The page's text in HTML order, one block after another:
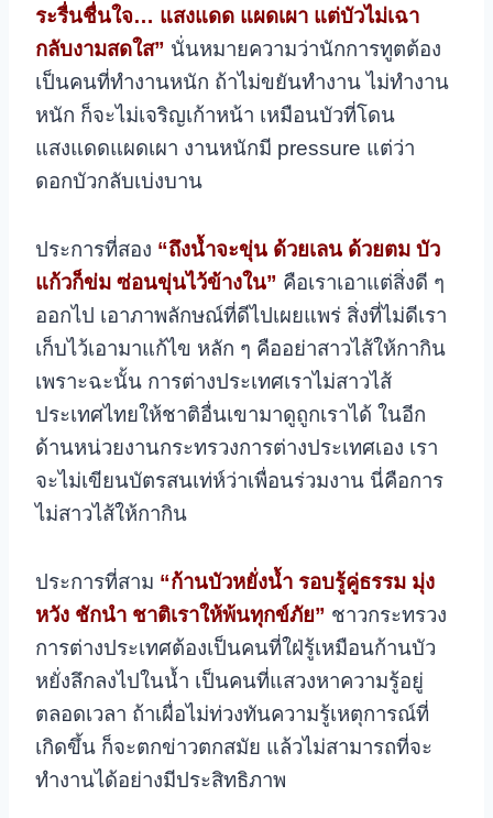
ระรื่นชื่นใจ… แสงแดด แผดเผา แต่บัวไม่เฉา
กลับงามสดใส” นั่นหมายความว่านักการทูตต้อง
เป็นคนที่ทำงานหนัก ถ้าไม่ขยันทำงาน ไม่ทำงาน
หนัก ก็จะไม่เจริญเก้าหน้า เหมือนบัวที่โดน
แสงแดดแผดเผา งานหนักมี pressure แต่ว่า
ดอกบัวกลับเบ่งบาน
ประการที่สอง “ถึงน้ำจะขุ่น ด้วยเลน ด้วยตม บัว
แก้วก็ข่ม ซ่อนขุ่นไว้ข้างใน” คือเราเอาแต่สิ่งดี ๆ
ออกไป เอาภาพลักษณ์ที่ดีไปเผยแพร่ สิ่งที่ไม่ดีเรา
เก็บไว้เอามาแก้ไข หลัก ๆ คืออย่าสาวไส้ให้กากิน
เพราะฉะนั้น การต่างประเทศเราไม่สาวไส้
ประเทศไทยให้ชาติอื่นเขามาดูถูกเราได้ ในอีก
ด้านหน่วยงานกระทรวงการต่างประเทศเอง เรา
จะไม่เขียนบัตรสนเท่ห์ว่าเพื่อนร่วมงาน นี่คือการ
ไม่สาวไส้ให้กากิน
ประการที่สาม “ก้านบัวหยั่งน้ำ รอบรู้คู่ธรรม มุ่ง
หวัง ชักนำ ชาติเราให้พ้นทุกข์ภัย” ชาวกระทรวง
การต่างประเทศต้องเป็นคนที่ใฝ่รู้เหมือนก้านบัว
หยั่งลึกลงไปในน้ำ เป็นคนที่แสวงหาความรู้อยู่
ตลอดเวลา ถ้าเผื่อไม่ท่วงทันความรู้เหตุการณ์ที่
เกิดขึ้น ก็จะตกข่าวตกสมัย แล้วไม่สามารถที่จะ
ทำงานได้อย่างมีประสิทธิภาพ